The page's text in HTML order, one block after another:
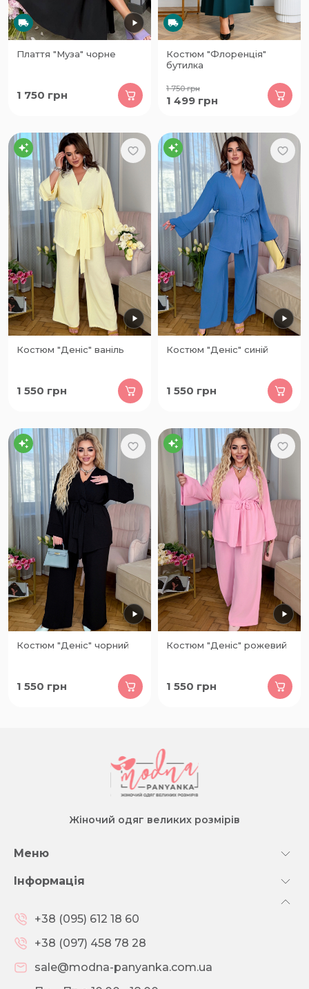
Плаття "Муза" чорне
1 750 грн
Костюм "Флоренція"
бутилка
1 750грн
1 499 грн
Костюм "Деніс" ваніль
1 550 грн
Костюм "Деніс" синій
1 550 грн
Костюм "Деніс" чорний
1 550 грн
Костюм "Деніс" рожевий
1 550 грн
Жіночий одяг великих розмірів
Меню
Інформація
+38 (095) 612 18 60
+38 (097) 458 78 28
sale@modna-panyanka.com.ua